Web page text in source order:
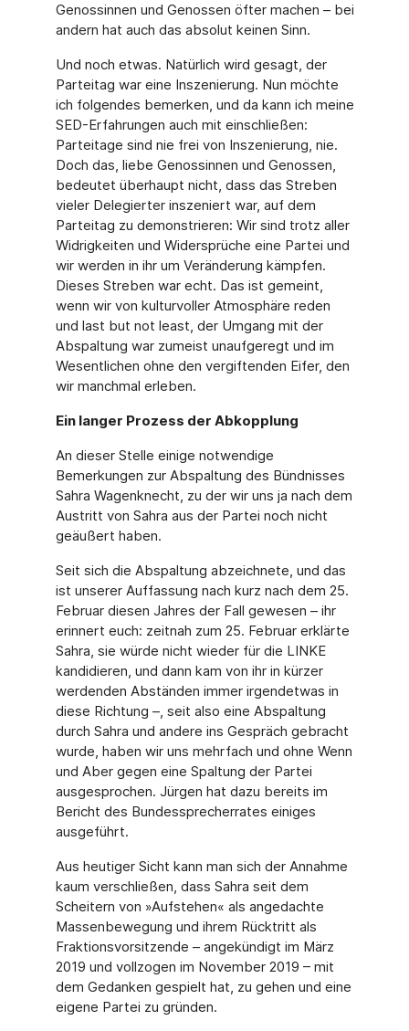
Genossinnen und Genossen öfter machen – bei
andern hat auch das absolut keinen Sinn.
Und noch etwas. Natürlich wird gesagt, der
Parteitag war eine Inszenierung. Nun möchte
ich folgendes bemerken, und da kann ich meine
SED-Erfahrungen auch mit einschließen:
Parteitage sind nie frei von Inszenierung, nie.
Doch das, liebe Genossinnen und Genossen,
bedeutet überhaupt nicht, dass das Streben
vieler Delegierter inszeniert war, auf dem
Parteitag zu demonstrieren: Wir sind trotz aller
Widrigkeiten und Widersprüche eine Partei und
wir werden in ihr um Veränderung kämpfen.
Dieses Streben war echt. Das ist gemeint,
wenn wir von kulturvoller Atmosphäre reden
und last but not least, der Umgang mit der
Abspaltung war zumeist unaufgeregt und im
Wesentlichen ohne den vergiftenden Eifer, den
wir manchmal erleben.
Ein langer Prozess der Abkopplung
An dieser Stelle einige notwendige
Bemerkungen zur Abspaltung des Bündnisses
Sahra Wagenknecht, zu der wir uns ja nach dem
Austritt von Sahra aus der Partei noch nicht
geäußert haben.
Seit sich die Abspaltung abzeichnete, und das
ist unserer Auffassung nach kurz nach dem 25.
Februar diesen Jahres der Fall gewesen – ihr
erinnert euch: zeitnah zum 25. Februar erklärte
Sahra, sie würde nicht wieder für die LINKE
kandidieren, und dann kam von ihr in kürzer
werdenden Abständen immer irgendetwas in
diese Richtung –, seit also eine Abspaltung
durch Sahra und andere ins Gespräch gebracht
wurde, haben wir uns mehrfach und ohne Wenn
und Aber gegen eine Spaltung der Partei
ausgesprochen. Jürgen hat dazu bereits im
Bericht des Bundessprecherrates einiges
ausgeführt.
Aus heutiger Sicht kann man sich der Annahme
kaum verschließen, dass Sahra seit dem
Scheitern von »Aufstehen« als angedachte
Massenbewegung und ihrem Rücktritt als
Fraktionsvorsitzende – angekündigt im März
2019 und vollzogen im November 2019 – mit
dem Gedanken gespielt hat, zu gehen und eine
eigene Partei zu gründen.